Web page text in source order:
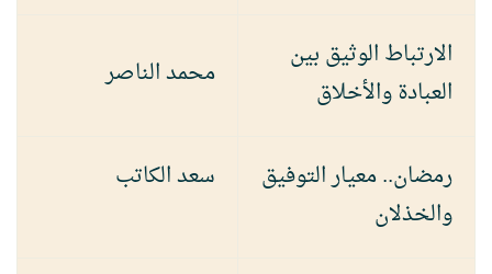
الارتباط الوثيق بين
العبادة والأخلاق
محمد الناصر
رمضان.. معيار التوفيق
والخذلان
سعد الكاتب